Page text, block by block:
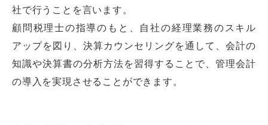
社で行うことを言います。
顧問税理士の指導のもと、自社の経理業務のスキル
アップを図り、決算カウンセリングを通して、会計の
知識や決算書の分析方法を習得することで、管理会計
の導入を実現させることができます。